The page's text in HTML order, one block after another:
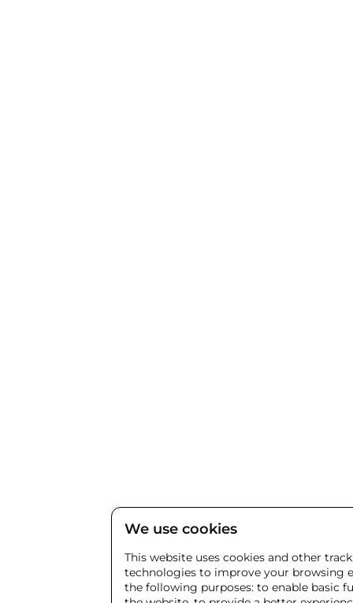
We use cookies
This website uses cookies and other
technologies to improve your browsing
the following purposes: to enable basic